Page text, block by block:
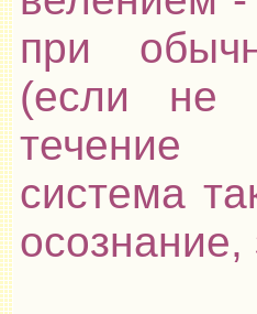
при
(если не
течение
система